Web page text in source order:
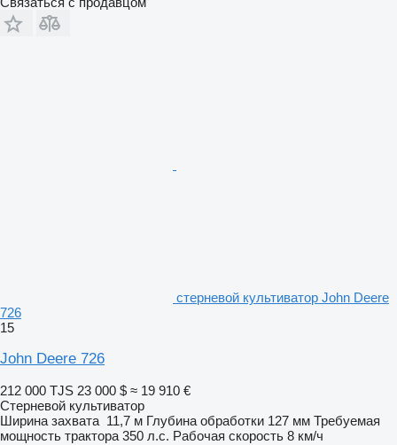
стерневой культиватор John Deere
726
15
John Deere 726
212 000 TJS 23 000 $ ≈ 19 910 €
Стерневой культиватор
Ширина захвата 11,7 м Глубина обработки 127 мм Требуемая
мощность трактора 350 л.с. Рабочая скорость 8 км/ч